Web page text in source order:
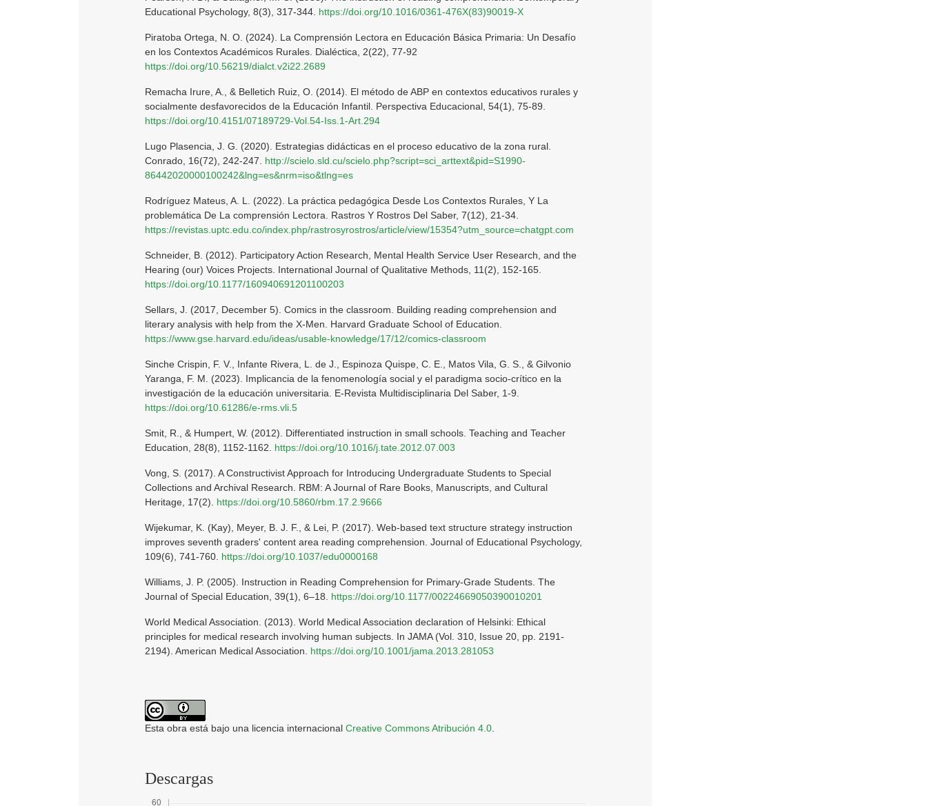
Educational Psychology, 8(3), 317-344. https://doi.org/10.1016/0361-476X(83)90019-X
Piratoba Ortega, N. O. (2024). La Comprensión Lectora en Educación Básica Primaria: Un Desafío
en los Contextos Académicos Rurales. Dialéctica, 2(22), 77-92
https://doi.org/10.56219/dialct.v2i22.2689
Remacha Irure, A., & Belletich Ruiz, O. (2014). El método de ABP en contextos educativos rurales y
socialmente desfavorecidos de la Educación Infantil. Perspectiva Educacional, 54(1), 75-89.
https://doi.org/10.4151/07189729-Vol.54-Iss.1-Art.294
Lugo Plasencia, J. G. (2020). Estrategias didácticas en el proceso educativo de la zona rural.
Conrado, 16(72), 242-247. http://scielo.sld.cu/scielo.php?script=sci_arttext&pid=S1990-
86442020000100242&lng=es&nrm=iso&tlng=es
Rodríguez Mateus, A. L. (2022). La práctica pedagógica Desde Los Contextos Rurales, Y La
problemática De La comprensión Lectora. Rastros Y Rostros Del Saber, 7(12), 21-34.
https://revistas.uptc.edu.co/index.php/rastrosyrostros/article/view/15354?utm_source=chatgpt.com
Schneider, B. (2012). Participatory Action Research, Mental Health Service User Research, and the
Hearing (our) Voices Projects. International Journal of Qualitative Methods, 11(2), 152-165.
https://doi.org/10.1177/160940691201100203
Sellars, J. (2017, December 5). Comics in the classroom. Building reading comprehension and
literary analysis with help from the X-Men. Harvard Graduate School of Education.
https://www.gse.harvard.edu/ideas/usable-knowledge/17/12/comics-classroom
Sinche Crispin, F. V., Infante Rivera, L. de J., Espinoza Quispe, C. E., Matos Vila, G. S., & Gilvonio
Yaranga, F. M. (2023). Implicancia de la fenomenología social y el paradigma socio-crítico en la
investigación de la educación universitaria. E-Revista Multidisciplinaria Del Saber, 1-9.
https://doi.org/10.61286/e-rms.vli.5
Smit, R., & Humpert, W. (2012). Differentiated instruction in small schools. Teaching and Teacher
Education, 28(8), 1152-1162. https://doi.org/10.1016/j.tate.2012.07.003
Vong, S. (2017). A Constructivist Approach for Introducing Undergraduate Students to Special
Collections and Archival Research. RBM: A Journal of Rare Books, Manuscripts, and Cultural
Heritage, 17(2). https://doi.org/10.5860/rbm.17.2.9666
Wijekumar, K. (Kay), Meyer, B. J. F., & Lei, P. (2017). Web-based text structure strategy instruction
improves seventh graders' content area reading comprehension. Journal of Educational Psychology,
109(6), 741-760. https://doi.org/10.1037/edu0000168
Williams, J. P. (2005). Instruction in Reading Comprehension for Primary-Grade Students. The
Journal of Special Education, 39(1), 6–18. https://doi.org/10.1177/00224669050390010201
World Medical Association. (2013). World Medical Association declaration of Helsinki: Ethical
principles for medical research involving human subjects. In JAMA (Vol. 310, Issue 20, pp. 2191-
2194). American Medical Association. https://doi.org/10.1001/jama.2013.281053
Esta obra está bajo una licencia internacional Creative Commons Atribución 4.0
Descargas